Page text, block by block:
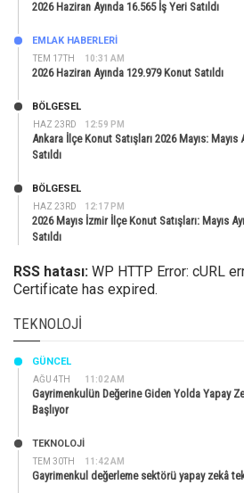
2026 Haziran Ayında 16.565 İş Yeri Satıldı
TEM 17TH 10:31 AM
EMLAK HABERLERI
2026 Haziran Ayında 129.979 Konut Satıldı
HAZ 23RD 12:59 PM
BÖLGESEL
Ankara İlçe Konut Satışları 2026 Mayıs: Mayıs
Satıldı
HAZ 23RD 12:17 PM
BÖLGESEL
2026 Mayıs İzmir İlçe Konut Satışları: Mayıs
Satıldı
RSS hatası: WP HTTP Error: cURL
Certificate has expired.
TEKNOLOJI
AĞU 4TH 11:02 AM
GÜNCEL
Gayrimenkulün Değerine Giden Yolda Yapay
Başlıyor
TEM 30TH 11:42 AM
TEKNOLOJİ
Gayrimenkul değerleme sektörü yapay zekâ